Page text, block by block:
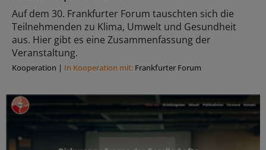
Auf dem 30. Frankfurter Forum tauschten sich die
Teilnehmenden zu Klima, Umwelt und Gesundheit
aus. Hier gibt es eine Zusammenfassung der
Veranstaltung.
Kooperation | In Kooperation mit: Frankfurter Forum